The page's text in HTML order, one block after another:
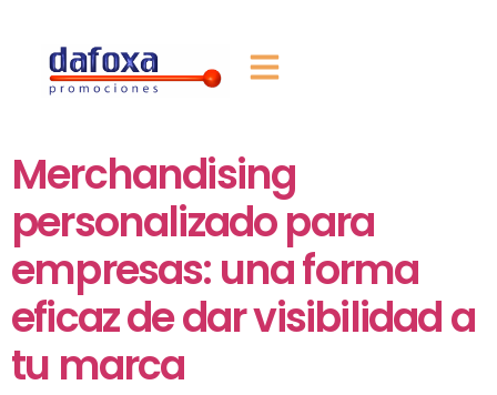
Merchandising
personalizado para
empresas: una forma
eficaz de dar visibilidad a
tu marca